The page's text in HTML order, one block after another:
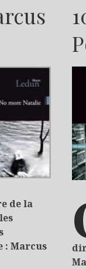
de la
: Marcus